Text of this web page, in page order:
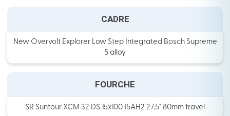
CADRE
New Overvolt Explorer Low Step Integrated Bosch Supreme
5 alloy
FOURCHE
SR Suntour XCM 32 DS 15x100 15AH2 27,5" 80mm travel